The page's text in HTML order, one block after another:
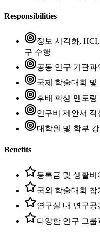
Responsibilities
정보 시각화,
구 수행
공동 연구 기관과
국제 학술대회 및
후배 학생 멘토링
연구비 제안서 작
대학원 및 학부
Benefits
등록금 및 생활비
국외 학술대회 참
연구실 내 연구
다양한 연구 그룹